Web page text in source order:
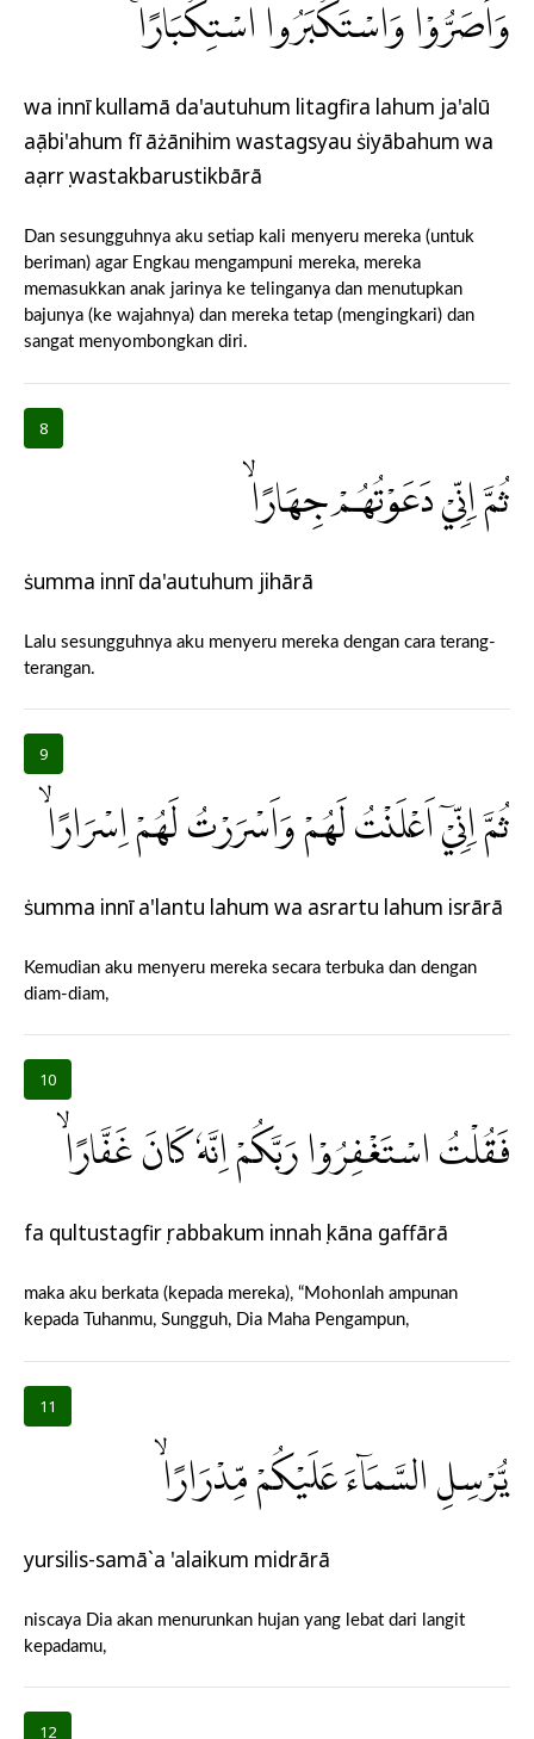
وَاَصَرُّوْا وَاسْتَكْبَرُوا اسْتِكْبَارًاۚ
wa innī kullamā da'autuhum litagfira lahum ja'alū
aṣābi'ahum fī āżānihim wastagsyau ṡiyābahum wa
aṣarrụ wastakbarustikbārā
Dan sesungguhnya aku setiap kali menyeru mereka (untuk
beriman) agar Engkau mengampuni mereka, mereka
memasukkan anak jarinya ke telinganya dan menutupkan
bajunya (ke wajahnya) dan mereka tetap (mengingkari) dan
sangat menyombongkan diri.
8
ثُمَّ اِنِّيْ دَعَوْتُهُمْ جِهَارًاۙ
ṡumma innī da'autuhum jihārā
Lalu sesungguhnya aku menyeru mereka dengan cara terang-
terangan.
9
ثُمَّ اِنِّيْٓ اَعْلَنْتُ لَهُمْ وَاَسْرَرْتُ لَهُمْ اِسْرَارًاۙ
ṡumma innī a'lantu lahum wa asrartu lahum isrārā
Kemudian aku menyeru mereka secara terbuka dan dengan
diam-diam,
10
فَقُلْتُ اسْتَغْفِرُوْا رَبَّكُمْ اِنَّهٗ كَانَ غَفَّارًاۙ
fa qultustagfirụ rabbakum innahụ kāna gaffārā
maka aku berkata (kepada mereka), “Mohonlah ampunan
kepada Tuhanmu, Sungguh, Dia Maha Pengampun,
11
يُّرْسِلِ السَّمَاۤءَ عَلَيْكُمْ مِّدْرَارًاۙ
yursilis-samā`a 'alaikum midrārā
niscaya Dia akan menurunkan hujan yang lebat dari langit
kepadamu,
12